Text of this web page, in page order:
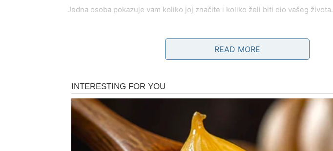
Jedna osoba pokazuje vam koliko joj značite i koliko želi biti dio vašeg života.
Srce konačno dobija odgovor
Pred vama su veoma nježni i posebni trenuci.
BLIZANCI
Zvijezde vam donose spontane susrete i mnogo zanimljivih događaja.
Moguća je vijest koja vam potpuno mijenja raspoloženje.
READ MORE